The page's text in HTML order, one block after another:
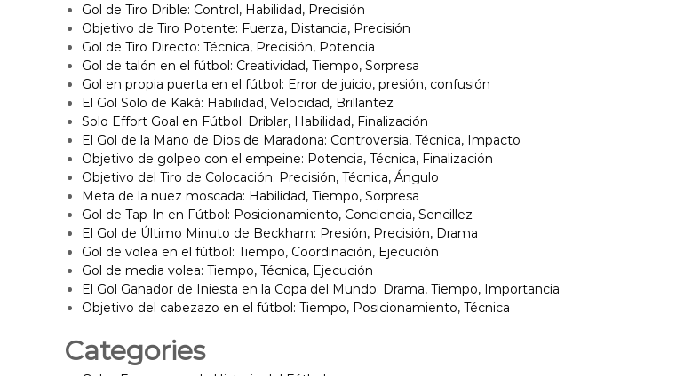
Gol de Tiro Drible: Control, Habilidad, Precisión
Objetivo de Tiro Potente: Fuerza, Distancia, Precisión
Gol de Tiro Directo: Técnica, Precisión, Potencia
Gol de talón en el fútbol: Creatividad, Tiempo, Sorpresa
Gol en propia puerta en el fútbol: Error de juicio, presión, confusión
El Gol Solo de Kaká: Habilidad, Velocidad, Brillantez
Solo Effort Goal en Fútbol: Driblar, Habilidad, Finalización
El Gol de la Mano de Dios de Maradona: Controversia, Técnica, Impacto
Objetivo de golpeo con el empeine: Potencia, Técnica, Finalización
Objetivo del Tiro de Colocación: Precisión, Técnica, Ángulo
Meta de la nuez moscada: Habilidad, Tiempo, Sorpresa
Gol de Tap-In en Fútbol: Posicionamiento, Conciencia, Sencillez
El Gol de Último Minuto de Beckham: Presión, Precisión, Drama
Gol de volea en el fútbol: Tiempo, Coordinación, Ejecución
Gol de media volea: Tiempo, Técnica, Ejecución
El Gol Ganador de Iniesta en la Copa del Mundo: Drama, Tiempo, Importancia
Objetivo del cabezazo en el fútbol: Tiempo, Posicionamiento, Técnica
Categories